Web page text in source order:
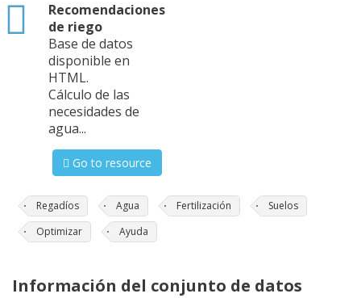
Recomendaciones
de riego
html
Base de datos
disponible en
HTML.
Cálculo de las
necesidades de
agua...
Go to resource
Regadíos Agua Fertilización
Suelos
Optimizar
Ayuda
Información del conjunto de datos